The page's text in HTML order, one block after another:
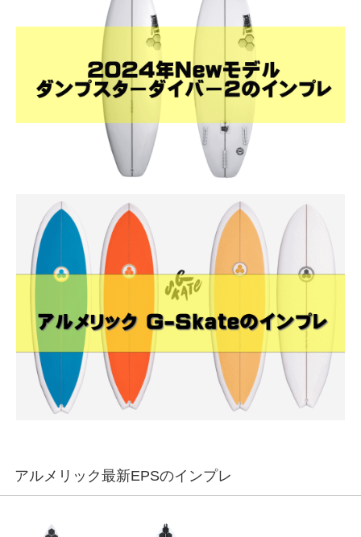
アルメリック最新EPSのインプレ